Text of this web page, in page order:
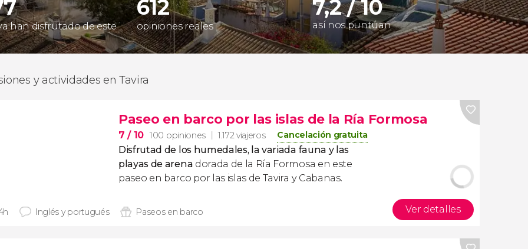
han disfrutado de este
612
opiniones reales
7,2 / 10
así nos puntúan
y actividades en Tavira
Paseo en barco por las islas de la Ría Formosa
7/ 10 100 opiniones 1.172 viajeros Cancelación gratuita
Disfrutad de los humedales, la variada fauna y las
playas de arena dorada de la Ría Formosa en este
paseo en barco por las islas de Tavira y Cabanas.
Inglés y portugués Paseos en barco Ver detalles